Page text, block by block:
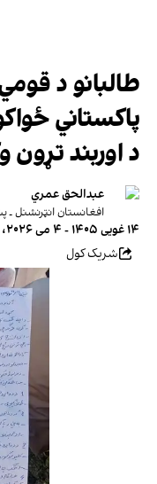
طالبانو د
پاکستاني
د اوربند تړون
عبدالحق عمري
افغانستان انټرنشنل ـ
۱۴ غویی ۱۴۰۵ - ۴ می ۲۰۲۶، ۱۷:۱۹ GMT+۱
شریک کول